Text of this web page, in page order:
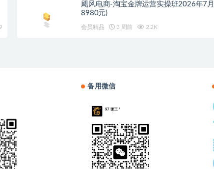
飓风电商-淘宝金牌运营实操班2026年7
8980元)
会员精品 3 周前 2.2K
备用微信